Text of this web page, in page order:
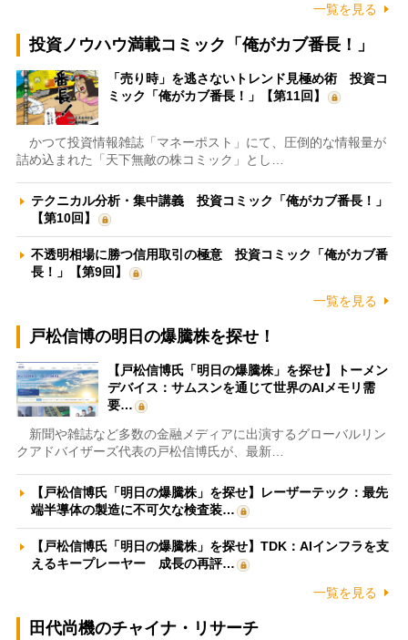
一覧を見る
投資ノウハウ満載コミック「俺がカブ番長！」
「売り時」を逃さないトレンド見極め術 投資コ
ミック「俺がカブ番長！」【第11回】
かつて投資情報雑誌「マネーポスト」にて、圧倒的な情報量が
詰め込まれた「天下無敵の株コミック」とし…
テクニカル分析・集中講義 投資コミック「俺がカブ番長！」
【第10回】
不透明相場に勝つ信用取引の極意 投資コミック「俺がカブ番
長！」【第9回】
一覧を見る
戸松信博の明日の爆騰株を探せ！
【戸松信博氏「明日の爆騰株」を探せ】トーメン
デバイス：サムスンを通じて世界のAIメモリ需
要…
新聞や雑誌など多数の金融メディアに出演するグローバルリン
クアドバイザーズ代表の戸松信博氏が、最新…
【戸松信博氏「明日の爆騰株」を探せ】レーザーテック：最先
端半導体の製造に不可欠な検査装…
【戸松信博氏「明日の爆騰株」を探せ】TDK：AIインフラを支
えるキープレーヤー 成長の再評…
一覧を見る
田代尚機のチャイナ・リサーチ